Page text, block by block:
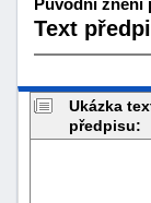
Text
Ukázka
předpisu: